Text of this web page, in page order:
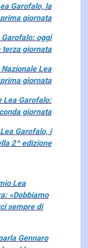
Garofalo, la
giornata
oggi
terza giornata
Lea
giornata
Lea Garofalo:
giornata
Garofalo, i
2^ edizione
Lea
«Dobbiamo
sempre di
Gennaro